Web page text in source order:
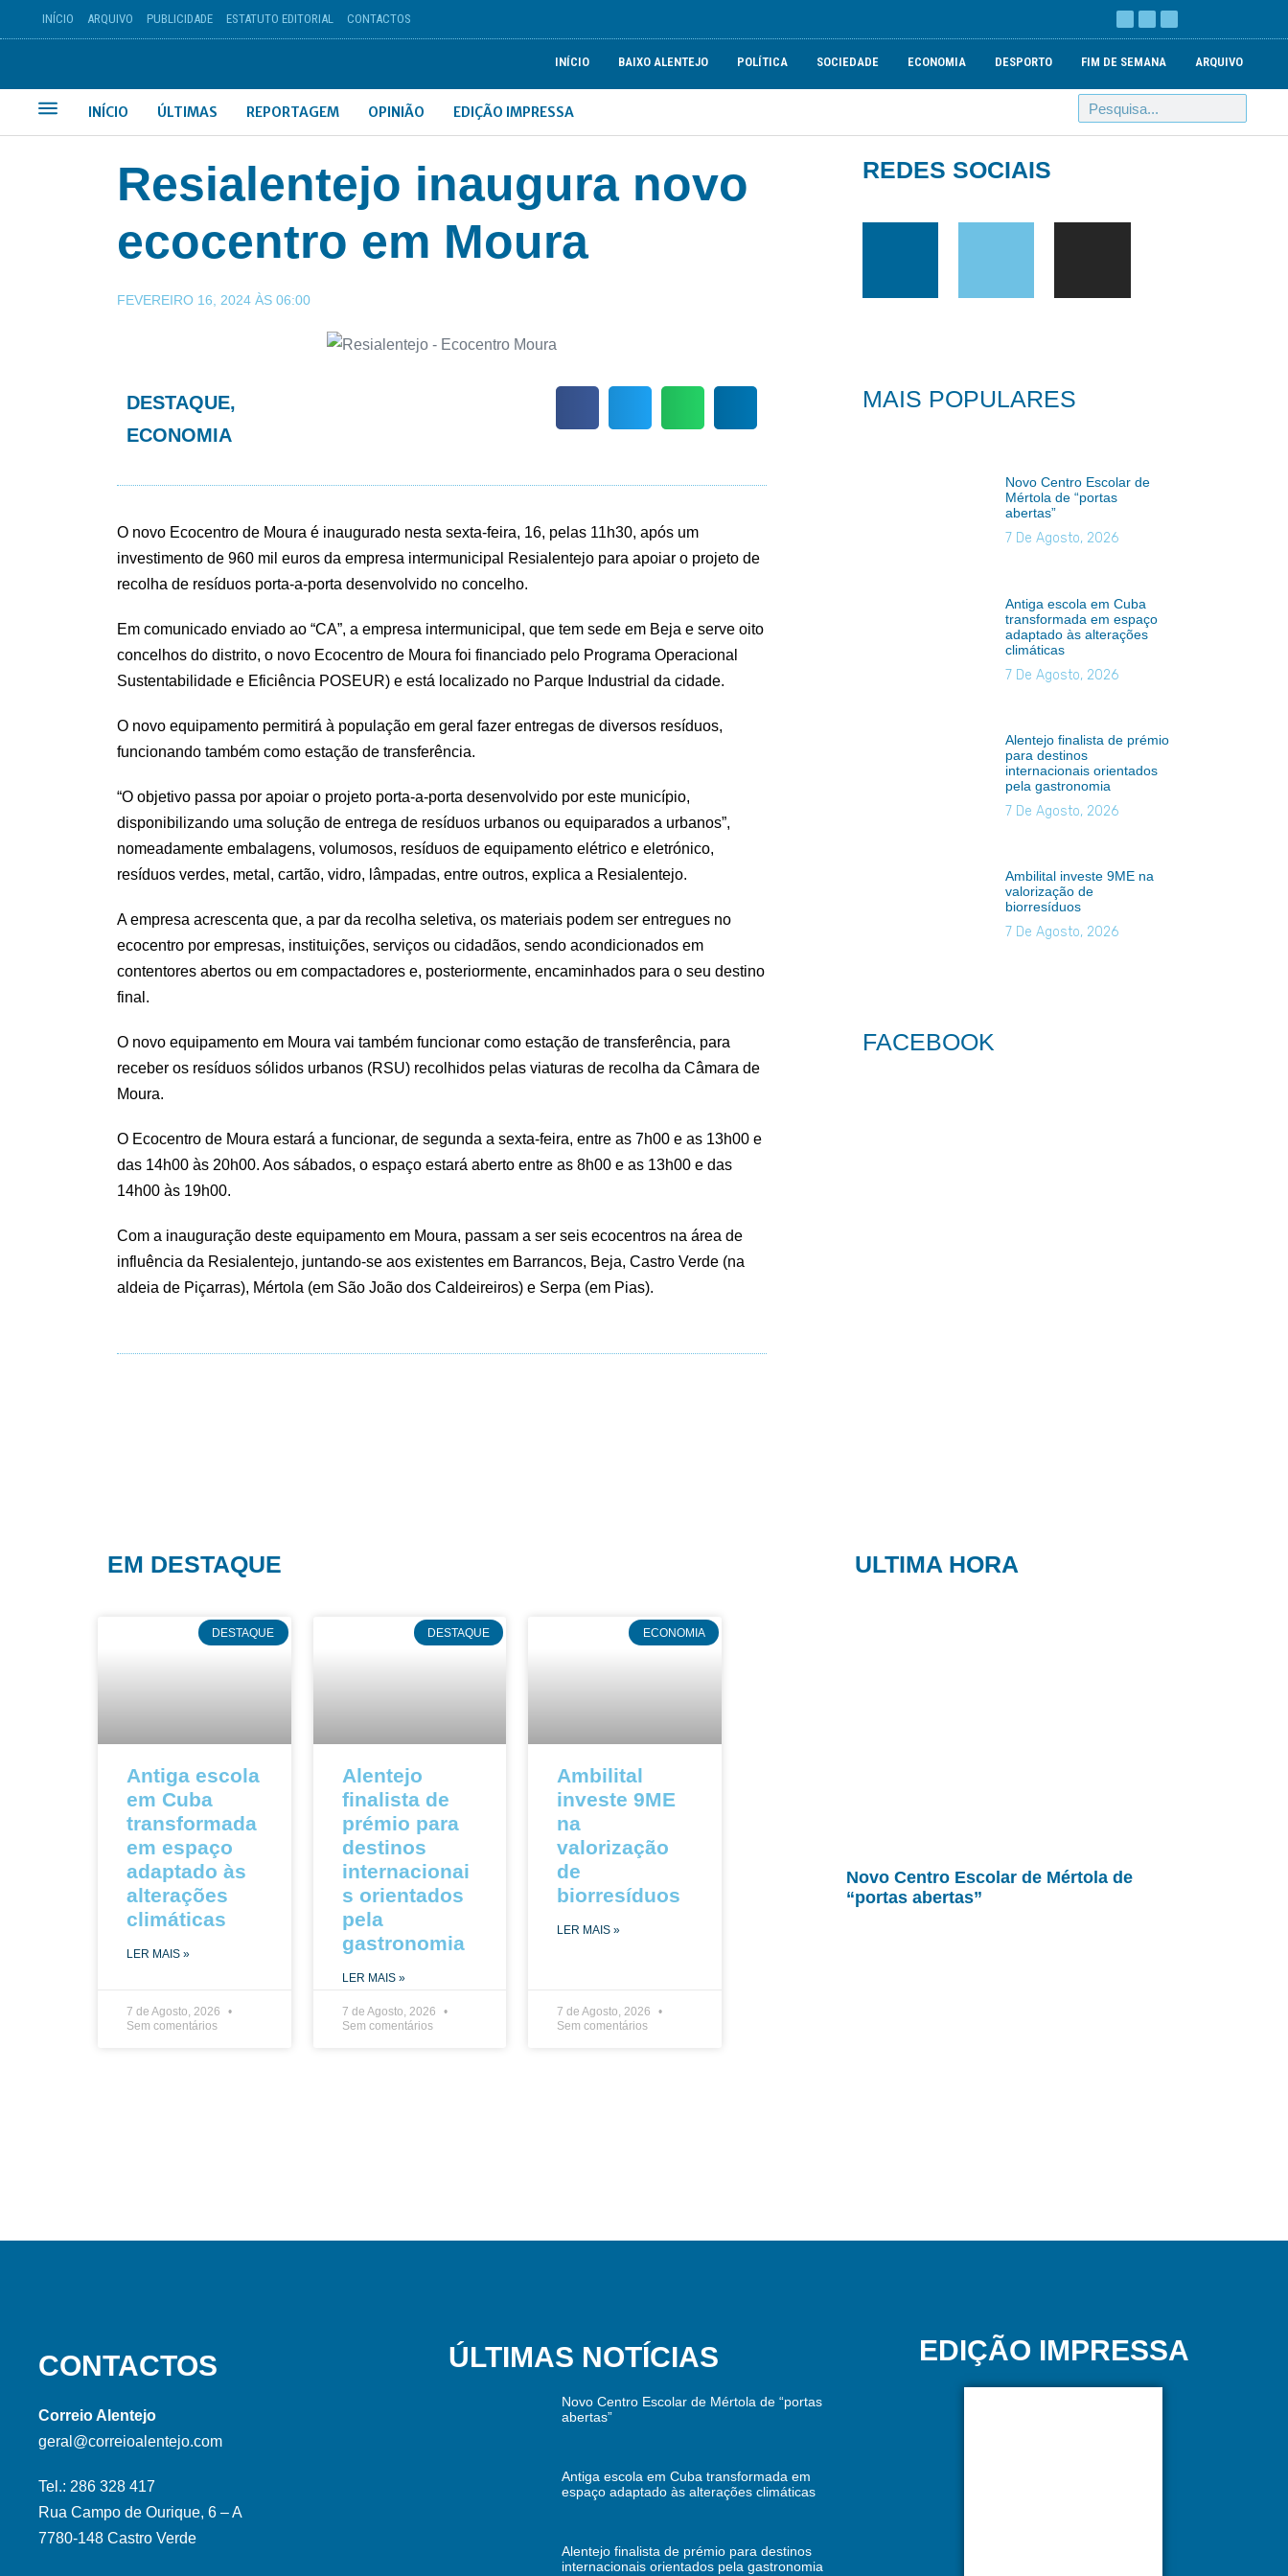
INÍCIO ARQUIVO PUBLICIDADE ESTATUTO EDITORIAL CONTACTOS
INÍCIO BAIXO ALENTEJO POLÍTICA SOCIEDADE ECONOMIA DESPORTO FIM DE SEMANA ARQUIVO
INÍCIO ÚLTIMAS REPORTAGEM OPINIÃO EDIÇÃO IMPRESSA
Resialentejo inaugura novo
ecocentro em Moura
FEVEREIRO 16, 2024 ÀS 06:00
DESTAQUE,
ECONOMIA
O novo Ecocentro de Moura é inaugurado nesta sexta-feira, 16, pelas 11h30, após um
investimento de 960 mil euros da empresa intermunicipal Resialentejo para apoiar o projeto de
recolha de resíduos porta-a-porta desenvolvido no concelho.
Em comunicado enviado ao “CA”, a empresa intermunicipal, que tem sede em Beja e serve oito
concelhos do distrito, o novo Ecocentro de Moura foi financiado pelo Programa Operacional
Sustentabilidade e Eficiência POSEUR) e está localizado no Parque Industrial da cidade.
O novo equipamento permitirá à população em geral fazer entregas de diversos resíduos,
funcionando também como estação de transferência.
“O objetivo passa por apoiar o projeto porta-a-porta desenvolvido por este município,
disponibilizando uma solução de entrega de resíduos urbanos ou equiparados a urbanos”,
nomeadamente embalagens, volumosos, resíduos de equipamento elétrico e eletrónico,
resíduos verdes, metal, cartão, vidro, lâmpadas, entre outros, explica a Resialentejo.
A empresa acrescenta que, a par da recolha seletiva, os materiais podem ser entregues no
ecocentro por empresas, instituições, serviços ou cidadãos, sendo acondicionados em
contentores abertos ou em compactadores e, posteriormente, encaminhados para o seu destino
final.
O novo equipamento em Moura vai também funcionar como estação de transferência, para
receber os resíduos sólidos urbanos (RSU) recolhidos pelas viaturas de recolha da Câmara de
Moura.
O Ecocentro de Moura estará a funcionar, de segunda a sexta-feira, entre as 7h00 e as 13h00 e
das 14h00 às 20h00. Aos sábados, o espaço estará aberto entre as 8h00 e as 13h00 e das
14h00 às 19h00.
Com a inauguração deste equipamento em Moura, passam a ser seis ecocentros na área de
influência da Resialentejo, juntando-se aos existentes em Barrancos, Beja, Castro Verde (na
aldeia de Piçarras), Mértola (em São João dos Caldeireiros) e Serpa (em Pias).
REDES SOCIAIS
MAIS POPULARES
Novo Centro Escolar de
Mértola de “portas
abertas”
7 De Agosto, 2026
Antiga escola em Cuba
transformada em espaço
adaptado às alterações
climáticas
7 De Agosto, 2026
Alentejo finalista de prémio
para destinos
internacionais orientados
pela gastronomia
7 De Agosto, 2026
Ambilital investe 9ME na
valorização de
biorresíduos
7 De Agosto, 2026
FACEBOOK
EM DESTAQUE ULTIMA HORA
DESTAQUE
Antiga escola
em Cuba
transformada
em espaço
adaptado às
alterações
climáticas
LER MAIS »
7 de Agosto, 2026
Sem comentários
DESTAQUE
Alentejo
finalista de
prémio para
destinos
internacionai
s orientados
pela
gastronomia
LER MAIS »
7 de Agosto, 2026
Sem comentários
ECONOMIA
Ambilital
investe 9ME
na
valorização
de
biorresíduos
LER MAIS »
7 de Agosto, 2026
Sem comentários
Novo Centro Escolar de Mértola de
“portas abertas”
CONTACTOS
Correio Alentejo
geral@correioalentejo.com
Tel.: 286 328 417
Rua Campo de Ourique, 6 – A
7780-148 Castro Verde
ÚLTIMAS NOTÍCIAS
Novo Centro Escolar de Mértola de “portas
abertas”
Antiga escola em Cuba transformada em
espaço adaptado às alterações climáticas
Alentejo finalista de prémio para destinos
internacionais orientados pela gastronomia
EDIÇÃO IMPRESSA